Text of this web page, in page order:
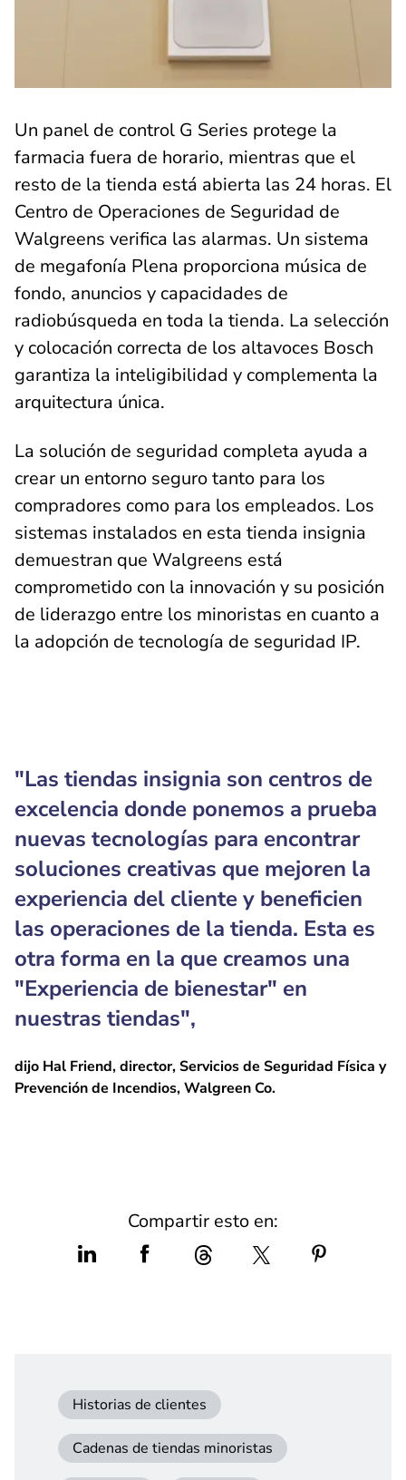
Un panel de control G Series protege la
farmacia fuera de horario, mientras que el
resto de la tienda está abierta las 24 horas. El
Centro de Operaciones de Seguridad de
Walgreens verifica las alarmas. Un sistema
de megafonía Plena proporciona música de
fondo, anuncios y capacidades de
radiobúsqueda en toda la tienda. La selección
y colocación correcta de los altavoces Bosch
garantiza la inteligibilidad y complementa la
arquitectura única.
La solución de seguridad completa ayuda a
crear un entorno seguro tanto para los
compradores como para los empleados. Los
sistemas instalados en esta tienda insignia
demuestran que Walgreens está
comprometido con la innovación y su posición
de liderazgo entre los minoristas en cuanto a
la adopción de tecnología de seguridad IP.
"Las tiendas insignia son centros de
excelencia donde ponemos a prueba
nuevas tecnologías para encontrar
soluciones creativas que mejoren la
experiencia del cliente y beneficien
las operaciones de la tienda. Esta es
otra forma en la que creamos una
"Experiencia de bienestar" en
nuestras tiendas",
dijo Hal Friend, director, Servicios de Seguridad Física y
Prevención de Incendios, Walgreen Co.
Compartir esto en:
Historias de clientes
Cadenas de tiendas minoristas